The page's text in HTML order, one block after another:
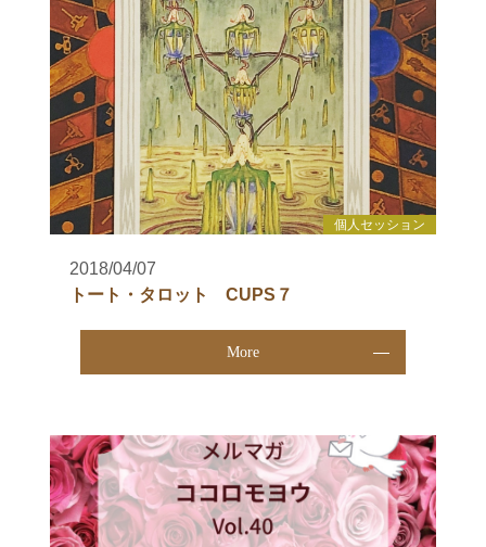
個人セッション
2018/04/07
トート・タロット CUPS７
More